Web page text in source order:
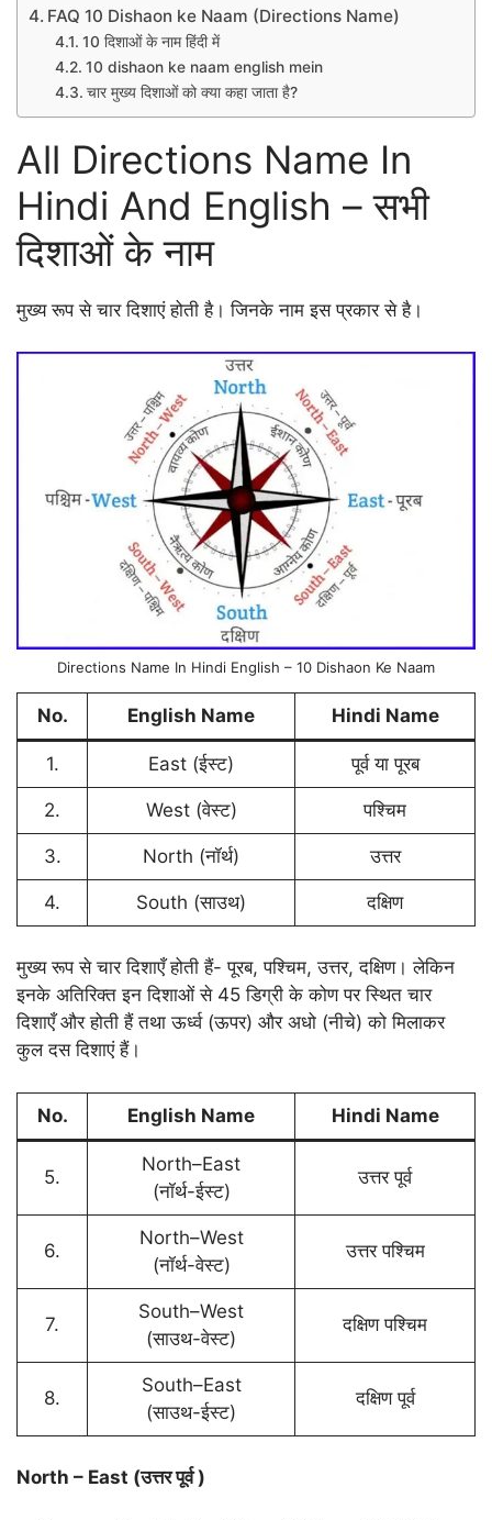
FAQ 10 Dishaon ke Naam (Directions Name)
10 दिशाओं के नाम हिंदी में
10 dishaon ke naam english mein
चार मुख्य दिशाओं को क्या कहा जाता है?
All Directions Name In
Hindi And English – सभी
दिशाओं के नाम
मुख्य रूप से चार दिशाएं होती है। जिनके नाम इस प्रकार से है।
Directions Name In Hindi English – 10 Dishaon Ke Naam
No. English Name Hindi Name
1. East (ईस्ट) पूर्व या पूरब
2. West (वेस्ट) पश्चिम
3. North (नॉर्थ) उत्तर
4. South (साउथ) दक्षिण
मुख्य रूप से चार दिशाएँ होती हैं- पूरब, पश्चिम, उत्तर, दक्षिण। लेकिन
इनके अतिरिक्त इन दिशाओं से 45 डिग्री के कोण पर स्थित चार
दिशाएँ और होती हैं तथा ऊर्ध्व (ऊपर) और अधो (नीचे) को मिलाकर
कुल दस दिशाएं हैं।
No. English Name Hindi Name
5.
North–East
(नॉर्थ-ईस्ट)
उत्तर पूर्व
6.
North–West
(नॉर्थ-वेस्ट)
उत्तर पश्चिम
7.
South–West
(साउथ-वेस्ट)
दक्षिण पश्चिम
8.
South–East
(साउथ-ईस्ट)
दक्षिण पूर्व
North – East (उत्तर पूर्व )